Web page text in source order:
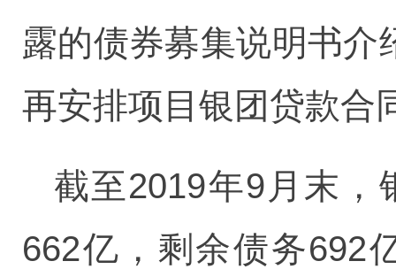
露的债券募集说明书介
再安排项目银团贷款合
截至2019年9月末，
662亿，剩余债务692